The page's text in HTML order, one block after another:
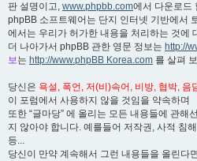
판 설명이고, www.phpbb.com에서 다운로드
phpBB 소프트웨어는 단지 인터넷 기반에서
에서는 우리가 허가한 내용을 처리하는 것에
더 나아가서 phpBB 관한 영문 정보는 http://
보는 http://www.phpBB Korea.com 를 살펴
당신은 욕설, 폭언, 저(비)속어, 비방, 협박, 음
이 포럼에서 사용하지 않을 것임을 약속하며
또한 “글마당” 에 올리는 모든 내용들에 관해
지 않아야 합니다. 예를들어 저작권, 사적 침
등...
당신이 만약 계속해서 그런 내용들을 올린다